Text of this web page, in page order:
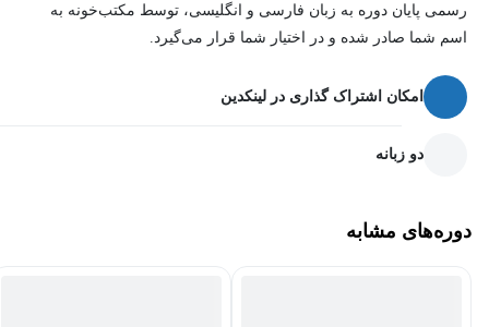
رسمی پایان دوره به زبان فارسی و انگلیسی، توسط مکتب‌خونه به
اسم شما صادر شده و در اختیار شما قرار می‌گیرد.
امکان اشتراک گذاری در لینکدین
دو زبانه
دوره‌های مشابه